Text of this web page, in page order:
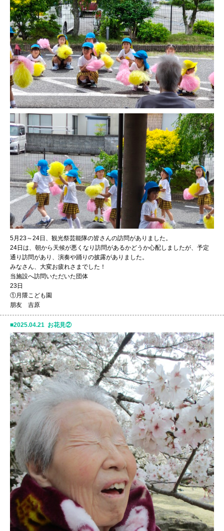
5月23～24日、観光祭芸能隊の皆さんの訪問がありました。
24日は、朝から天候が悪くなり訪問があるかどうか心配しましたが、予定
通り訪問があり、演奏や踊りの披露がありました。
みなさん、大変お疲れさまでした！
当施設へ訪問いただいた団体
23日
①月隈こども園
朋友 吉原
2025.04.21 お花見②